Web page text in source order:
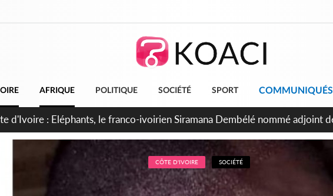
AFRIQUE POLITIQUE SOCIÉTÉ SPORT COMMUNIQUÉS
: 5 combattants séparatistes neutralisés, le Mindef dément les
CÔTE D'IVOIRE SOCIÉTÉ